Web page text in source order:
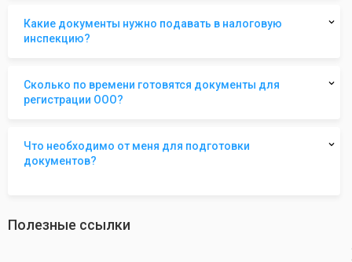
Какие документы нужно подавать в налоговую
инспекцию?
Сколько по времени готовятся документы для
регистрации ООО?
Что необходимо от меня для подготовки
документов?
Полезные ссылки